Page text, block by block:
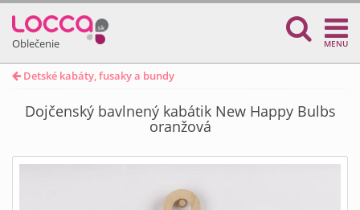
Oblečenie MENU
Detské kabáty, fusaky a bundy
Dojčenský bavlnený kabátik New Happy Bulbs
oranžová